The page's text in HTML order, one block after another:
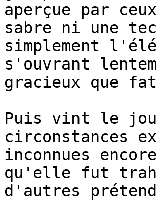
aperçue par
sabre ni une
simplement
s'ouvrant
gracieux que
Puis vint le
circonstances
inconnues
qu'elle fut
d'autres